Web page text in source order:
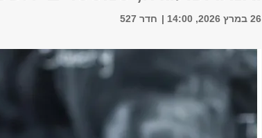
26 במרץ 2026, 14:00 חדר 527